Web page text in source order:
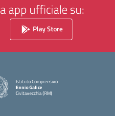
app ufficiale su:
Play Store
Istituto Comprensivo
Ennio Galice
Civitavecchia (RM)